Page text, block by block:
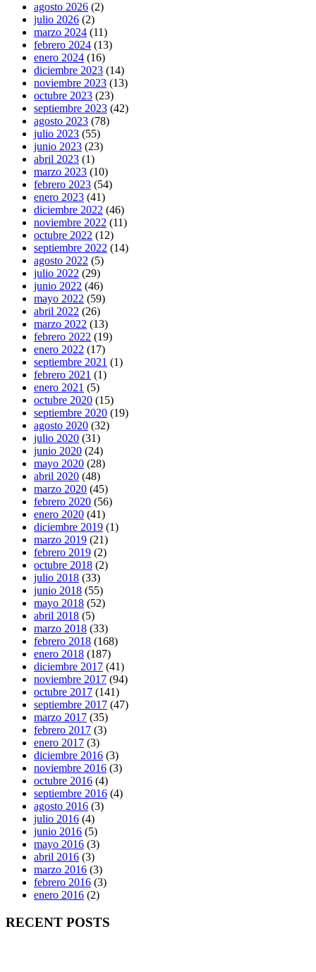
agosto 2026 (2)
julio 2026 (2)
marzo 2024 (11)
febrero 2024 (13)
enero 2024 (16)
diciembre 2023 (14)
noviembre 2023 (13)
octubre 2023 (23)
septiembre 2023 (42)
agosto 2023 (78)
julio 2023 (55)
junio 2023 (23)
abril 2023 (1)
marzo 2023 (10)
febrero 2023 (54)
enero 2023 (41)
diciembre 2022 (46)
noviembre 2022 (11)
octubre 2022 (12)
septiembre 2022 (14)
agosto 2022 (5)
julio 2022 (29)
junio 2022 (46)
mayo 2022 (59)
abril 2022 (26)
marzo 2022 (13)
febrero 2022 (19)
enero 2022 (17)
septiembre 2021 (1)
febrero 2021 (1)
enero 2021 (5)
octubre 2020 (15)
septiembre 2020 (19)
agosto 2020 (32)
julio 2020 (31)
junio 2020 (24)
mayo 2020 (28)
abril 2020 (48)
marzo 2020 (45)
febrero 2020 (56)
enero 2020 (41)
diciembre 2019 (1)
marzo 2019 (21)
febrero 2019 (2)
octubre 2018 (2)
julio 2018 (33)
junio 2018 (55)
mayo 2018 (52)
abril 2018 (5)
marzo 2018 (33)
febrero 2018 (168)
enero 2018 (187)
diciembre 2017 (41)
noviembre 2017 (94)
octubre 2017 (141)
septiembre 2017 (47)
marzo 2017 (35)
febrero 2017 (3)
enero 2017 (3)
diciembre 2016 (3)
noviembre 2016 (3)
octubre 2016 (4)
septiembre 2016 (4)
agosto 2016 (3)
julio 2016 (4)
junio 2016 (5)
mayo 2016 (3)
abril 2016 (3)
marzo 2016 (3)
febrero 2016 (3)
enero 2016 (2)
RECENT POSTS